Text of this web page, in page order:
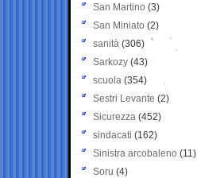
San Martino (3)
San Miniato (2)
sanità (306)
Sarkozy (43)
scuola (354)
Sestri Levante (2)
Sicurezza (452)
sindacati (162)
Sinistra arcobaleno (11)
Soru (4)